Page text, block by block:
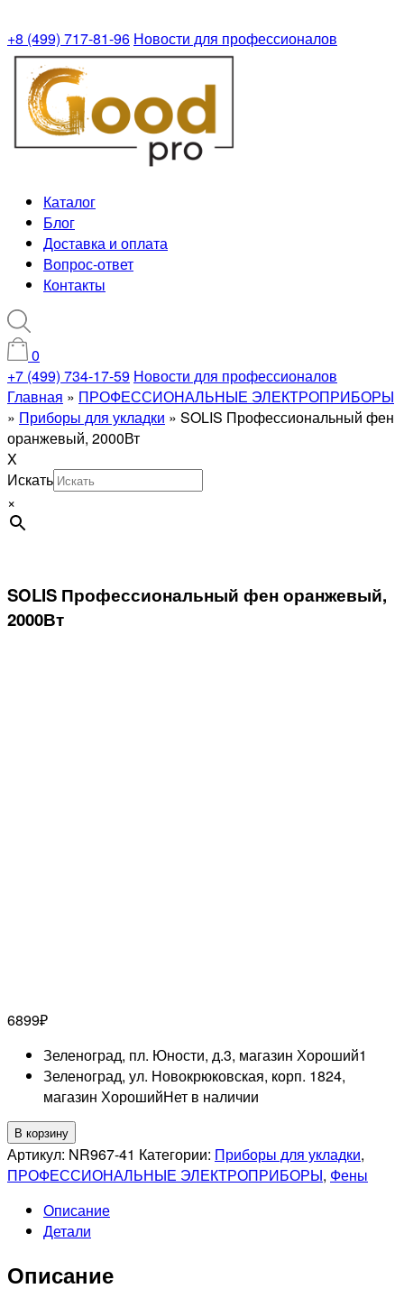
+8 (499) 717-81-96 Новости для профессионалов
Каталог
Блог
Доставка и оплата
Вопрос-ответ
Контакты
0
+7 (499) 734-17-59 Новости для профессионалов
Главная » ПРОФЕССИОНАЛЬНЫЕ ЭЛЕКТРОПРИБОРЫ
» Приборы для укладки » SOLIS Профессиональный фен
оранжевый, 2000Вт
X
Искать
×
SOLIS Профессиональный фен оранжевый,
2000Вт
6899₽
Зеленоград, пл. Юности, д.3, магазин Хороший1
Зеленоград, ул. Новокрюковская, корп. 1824,
магазин ХорошийНет в наличии
Количество
товара
SOLIS
фен
оранжевый,
В корзину
Артикул: NR967-41 Категории: Приборы для укладки,
ПРОФЕССИОНАЛЬНЫЕ ЭЛЕКТРОПРИБОРЫ, Фены
Описание
Детали
Описание